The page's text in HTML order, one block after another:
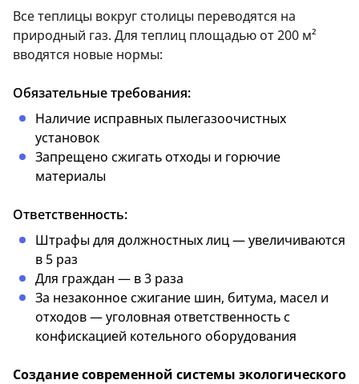
Все теплицы вокруг столицы переводятся на
природный газ. Для теплиц площадью от 200 м²
вводятся новые нормы:
Обязательные требования:
Наличие исправных пылегазоочистных
установок
Запрещено сжигать отходы и горючие
материалы
Ответственность:
Штрафы для должностных лиц — увеличиваются
в 5 раз
Для граждан — в 3 раза
За незаконное сжигание шин, битума, масел и
отходов — уголовная ответственность с
конфискацией котельного оборудования
Создание современной системы экологического